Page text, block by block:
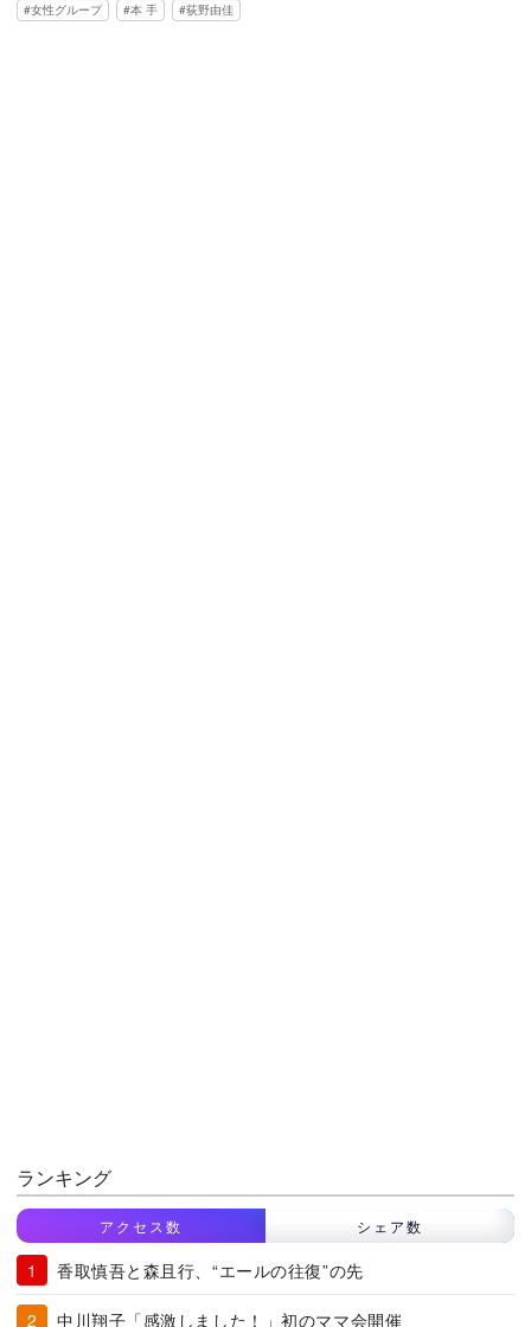
女性グループ 本 手 荻野由佳
ランキング
アクセス数 シェア数
香取慎吾と森且行、“エールの往復”の先
中川翔子「感激しました！」初のママ会開催